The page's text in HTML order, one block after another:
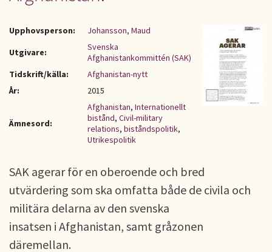
Upphovsperson:
Johansson, Maud
Utgivare:
Svenska
Afghanistankommittén (SAK)
Tidskrift/källa:
Afghanistan-nytt
År:
2015
Ämnesord:
Afghanistan, Internationellt
bistånd, Civil-military
relations, biståndspolitik,
Utrikespolitik
SAK agerar för en oberoende och bred
utvärdering som ska omfatta både de civila och
militära delarna av den svenska
insatsen i Afghanistan, samt gråzonen
däremellan.